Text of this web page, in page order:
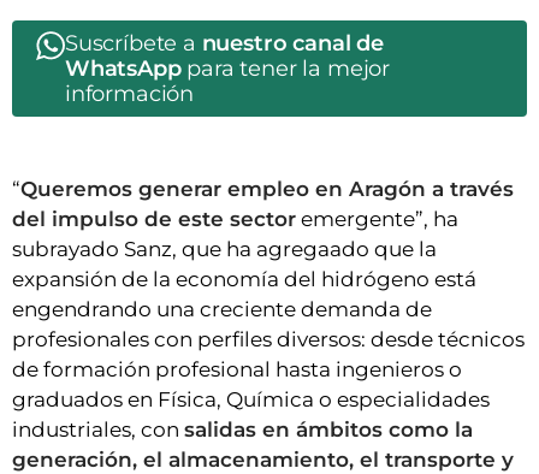
Suscríbete a nuestro canal de
WhatsApppara tener la mejor
información
“Queremos generar empleo en Aragón a través
del impulso de este sector emergente”, ha
subrayado Sanz, que ha agregaado que la
expansión de la economía del hidrógeno está
engendrando una creciente demanda de
profesionales con perfiles diversos: desde técnicos
de formación profesional hasta ingenieros o
graduados en Física, Química o especialidades
industriales, con salidas en ámbitos como la
generación, el almacenamiento, el transporte y